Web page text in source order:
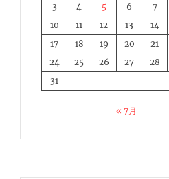
3
4 5 6 7
10
11 12 13 14
17
18 19 20 21
24
25 26 27 28
31
« 7月